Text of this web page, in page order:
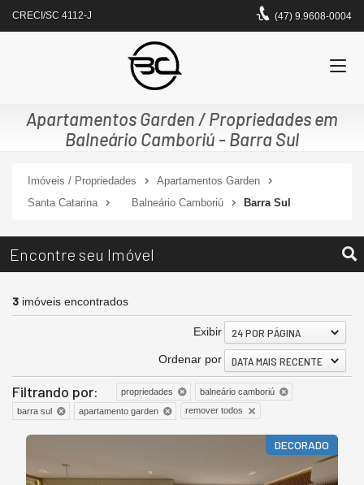
CRECI/SC 4112-J (47) 9.9608-0004
Apartamentos Garden / Propriedades em
Balneário Camboriú - Barra Sul
Imóveis / Propriedades
Apartamentos Garden
Santa Catarina
Balneário Camboriú Barra Sul
Encontre seu Imóvel
3 imóveis encontrados
Exibir 24 POR PÁGINA
Ordenar por DATA MAIS RECENTE
Filtrando por: propriedades
balneário camboriú
barra sul
apartamento garden remover todos
DECORADO